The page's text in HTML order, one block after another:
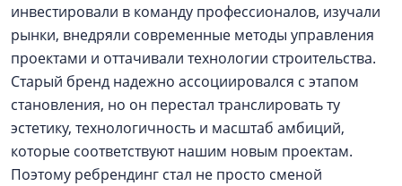
инвестировали в команду профессионалов, изучали
рынки, внедряли современные методы управления
проектами и оттачивали технологии строительства.
Старый бренд надежно ассоциировался с этапом
становления, но он перестал транслировать ту
эстетику, технологичность и масштаб амбиций,
которые соответствуют нашим новым проектам.
Поэтому ребрендинг стал не просто сменой